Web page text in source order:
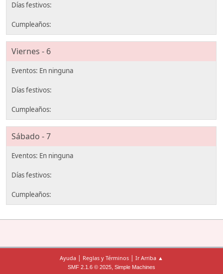
Viernes - 6
Sábado - 7
Ayuda | Reglas y Términos | Ir Arriba ▲
SMF 2.1.6 © 2025, Simple Machines